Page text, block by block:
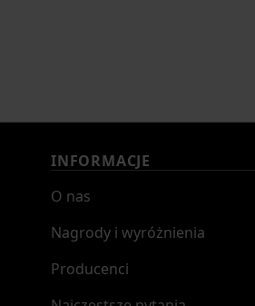
INFORMACJE
O nas
Nagrody i wyróżnienia
Producenci